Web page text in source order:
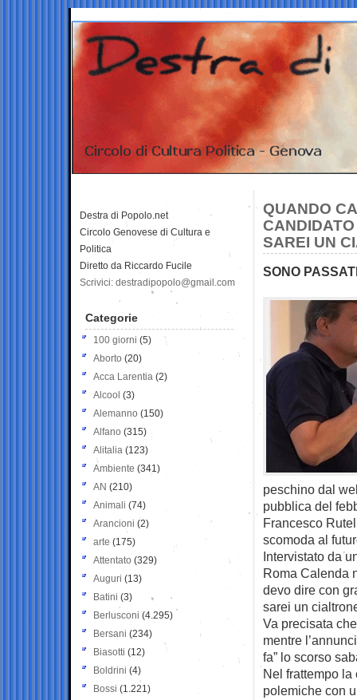
QUANDO
SAREI UN
SONO
peschino dal
pubblica del
Francesco
scomoda al
Intervistato da
Roma Calenda
devo dire con
sarei un
Va precisata
mentre
fa” lo scorso
Nel frattempo
polemiche con
Destra di Popolo.net
Circolo Genovese di Cultura e
Politica
Diretto da Riccardo Fucile
Scrivici: destradipopolo@gmail.com
Categorie
100 giorni (5)
Aborto (20)
Acca Larentia (2)
Alcool (3)
Alemanno (150)
Alfano (315)
Alitalia (123)
Ambiente (341)
AN (210)
Animali (74)
Arancioni (2)
arte (175)
Attentato (329)
Auguri (13)
Batini (3)
Berlusconi (4.295)
Bersani (234)
Biasotti (12)
Boldrini (4)
Bossi (1.221)